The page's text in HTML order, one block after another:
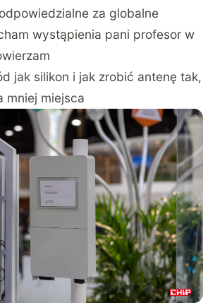
za globalne
wystąpienia pani profesor w
jak silikon i jak zrobić antenę tak,
mniej miejsca